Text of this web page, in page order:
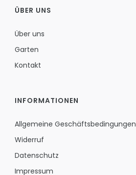
ÜBER UNS
Über uns
Garten
Kontakt
INFORMATIONEN
Allgemeine Geschäftsbedingungen
Widerruf
Datenschutz
Impressum